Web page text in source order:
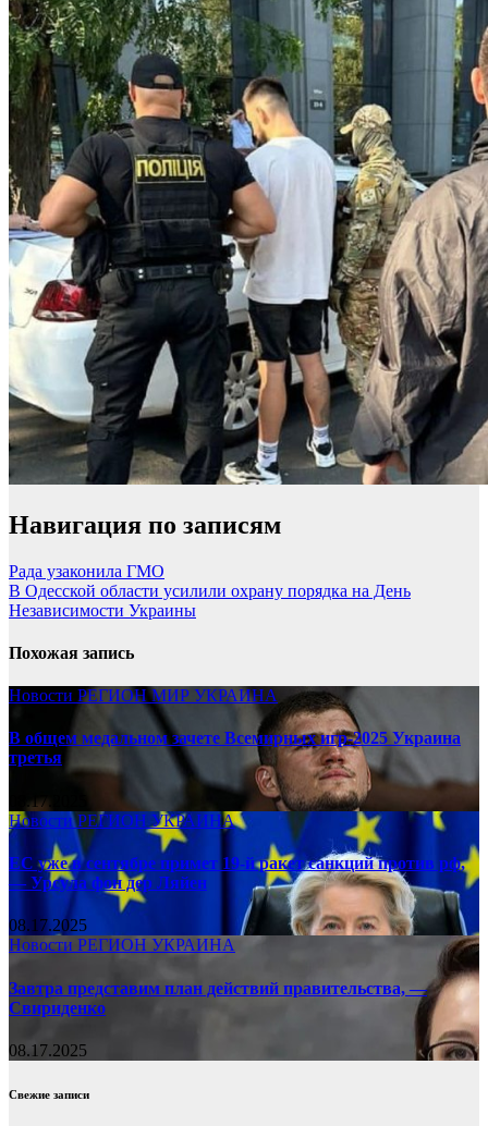
Навигация по записям
Рада узаконила ГМО
В Одесской области усилили охрану порядка на День
Независимости Украины
Похожая запись
Новости РЕГИОНМИР УКРАИНА
В общем медальном зачете Всемирных игр-2025 Украина
третья
08.17.2025
НовостиРЕГИОНУКРАИНА
ЕС уже в сентябре примет 19-й ракет санкций против рф,
— Урсула фон дер Ляйен
08.17.2025
Новости РЕГИОН УКРАИНА
Завтра представим план действий правительства, —
Свириденко
08.17.2025
Свежие записи